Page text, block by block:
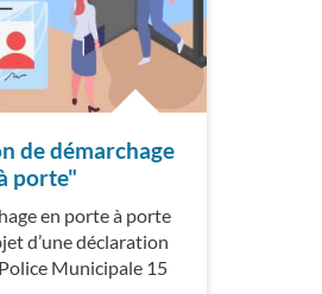
de démarchage
porte"
en porte à porte
d’une déclaration
Municipale 15